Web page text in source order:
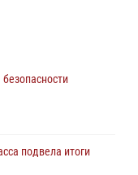
федеральный закон о
причинения
подвела итоги